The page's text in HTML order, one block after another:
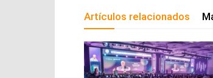
Artículos relacionados